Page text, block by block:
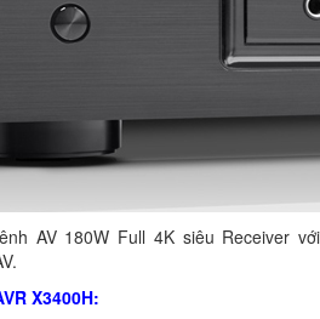
AV 180W Full 4K siêu Receiver với
X3400H: